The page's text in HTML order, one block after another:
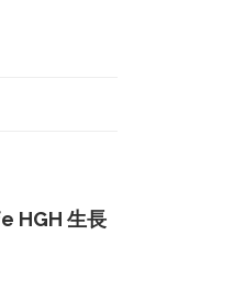
HGH 生長